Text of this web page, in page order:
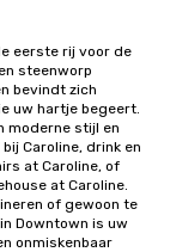
eerste rij voor de
steenworp
bevindt zich
uw hartje begeert.
moderne stijl en
Caroline, drink en
at Caroline, of
at Caroline.
of gewoon te
Downtown is uw
onmiskenbaar